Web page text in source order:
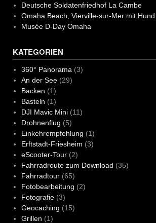
Deutsche Soldatenfriedhof La Cambe
Omaha Beach, Vierville-sur-Mer mit Hund
Musée D-Day Omaha
KATEGORIEN
360° Panorama (3)
An der See(29)
Backen (1)
Basteln (1)
DJI Mavic Mini(11)
Drohnenflug (5)
Einkehrempfehlung (1)
Erftstadt-Friesheim (3)
eScooter-Tour(2)
Fahrradroute zum Download (35)
Fahrradtour(65)
Fotobearbeitung (2)
Fotografie(3)
Geocaching (15)
Grillen (1)